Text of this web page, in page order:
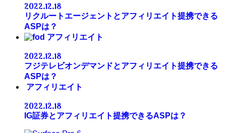
2022.12.18
リクルートエージェントとアフィリエイト提携できる
ASPは？
アフィリエイト
2022.12.18
フジテレビオンデマンドとアフィリエイト提携できる
ASPは？
アフィリエイト
2022.12.18
IG証券とアフィリエイト提携できるASPは？